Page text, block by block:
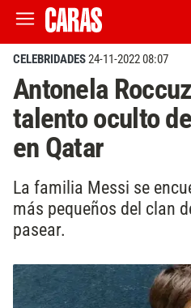
CELEBRIDADES24-11-2022 08:07
Antonela
talento oculto
en Qatar
La familia Messi se
más pequeños del clan
pasear.